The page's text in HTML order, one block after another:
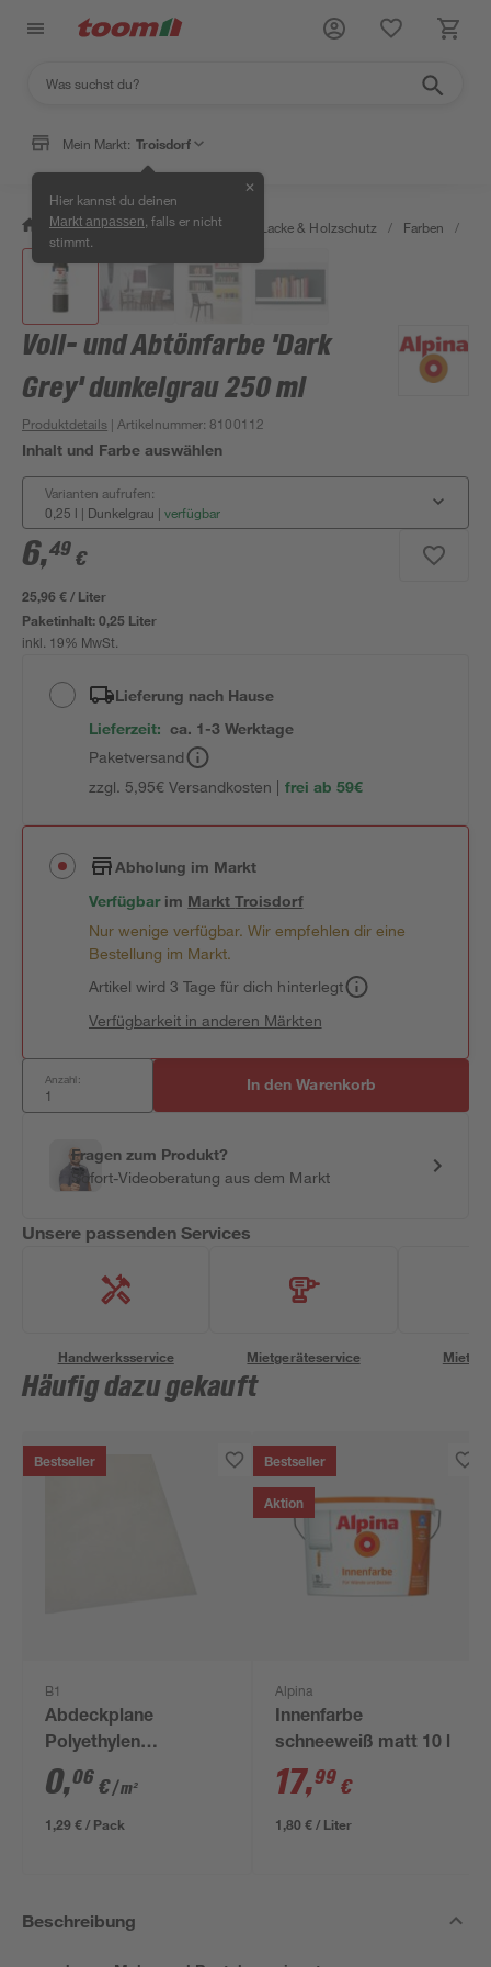
Mein Markt: Troisdorf
Hier kannst du deinen
Markt anpassen , falls er nicht
stimmt.
✕
/ Bauen & Renovieren / Farben, Lacke & Holzschutz / Farben /
Voll- und Abtönfarbe 'Dark
Grey' dunkelgrau 250 ml
Produktdetails | Artikelnummer: 8100112
Inhalt und Farbe auswählen
Varianten aufrufen:
0,25 l | Dunkelgrau | verfügbar
6,49 €
25,96 € / Liter
Paketinhalt:0,25 Liter
inkl. 19% MwSt.
Lieferung nach Hause
Lieferzeit: ca. 1-3 Werktage
Paketversand
zzgl. 5,95€ Versandkosten | frei ab 59€
Abholung im Markt
Verfügbar im MarktTroisdorf
Nur wenige verfügbar. Wir empfehlen dir eine
Bestellung im Markt.
Artikel wird 3 Tage für dich hinterlegt
Verfügbarkeit in anderen Märkten
Anzahl: In den Warenkorb
Fragen zum Produkt?
Sofort-Videoberatung aus dem Markt
Unsere passenden Services
Handwerksservice Mietgeräteservice
Häufig dazu gekauft
Bestseller
B1
Abdeckplane
Polyethylen
transparent 4 x 5 m
0,06 €/ m²
1,29 € / Pack
Bestseller
Aktion
Alpina
Innenfarbe
schneeweiß matt 10 l
17,99 €
1,80 € / Liter
Beschreibung